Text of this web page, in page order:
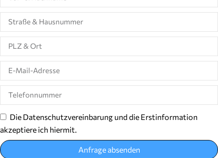
Die Datenschutzvereinbarung und die Erstinformation
akzeptiere ich hiermit.
Anfrage absenden